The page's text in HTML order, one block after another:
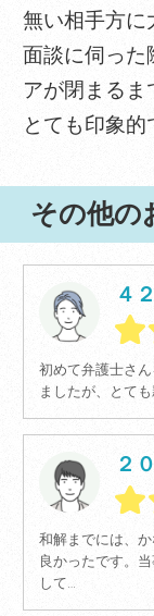
無い相手方に
面談に伺った
アが閉まる
とても印象的
その他の
４
初めて弁護士さ
ましたが、とて
２
和解までには、
良かったです。
して…